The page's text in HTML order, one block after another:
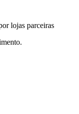
lojas parceiras